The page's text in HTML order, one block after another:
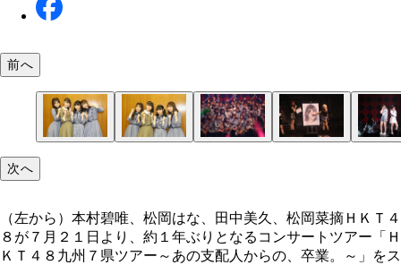
前へ
次へ
（左から）本村碧唯、松岡はな、田中美久、松岡菜摘ＨＫＴ４
８が７月２１日より、約１年ぶりとなるコンサートツアー「Ｈ
ＫＴ４８九州７県ツアー～あの支配人からの、卒業。～」をス